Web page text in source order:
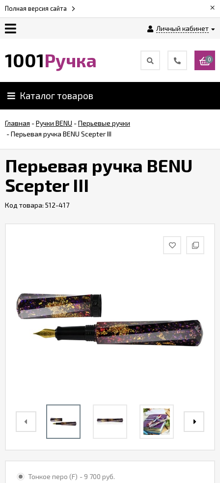
Полная версия сайта ×
Личный кабинет
Возврат
Обзоры
ручек
Контакты
1001Ручка 0
Каталог товаров
Главная -Ручки BENU -Перьевые ручки
-Перьевая ручка BENU Scepter III
Перьевая ручка BENU
Scepter III
Код товара: 512-417
Тонкое перо (F) - 9 700 руб.